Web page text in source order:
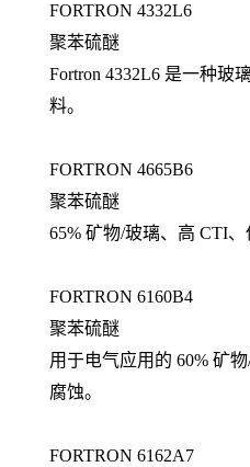
FORTRON 4332L6
聚苯硫醚
Fortron 4332L6 是一种玻
料。
FORTRON 4665B6
聚苯硫醚
65% 矿物/玻璃、高 CTI
FORTRON 6160B4
聚苯硫醚
用于电气应用的 60% 矿
腐蚀。
FORTRON 6162A7